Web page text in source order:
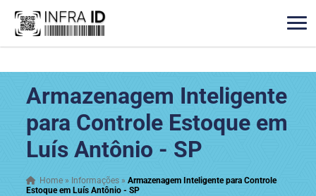
Armazenagem Inteligente
para Controle Estoque em
Luís Antônio - SP
Home » Informações »Armazenagem Inteligente para Controle
Estoque em Luís Antônio - SP